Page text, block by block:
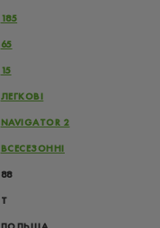
185
65
15
ЛЕГКОВІ
NAVIGATOR 2
ВСЕСЕЗОННІ
88
T